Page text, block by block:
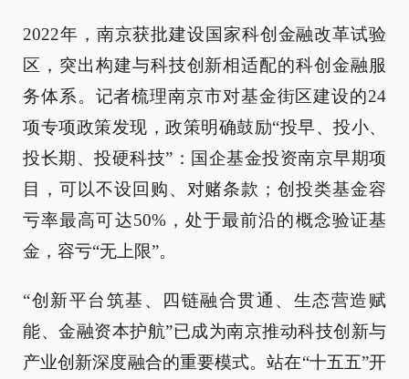
2022年，南京获批建设国家科创金融改革试验
区，突出构建与科技创新相适配的科创金融服
务体系。记者梳理南京市对基金街区建设的24
项专项政策发现，政策明确鼓励“投早、投小、
投长期、投硬科技”：国企基金投资南京早期项
目，可以不设回购、对赌条款；创投类基金容
亏率最高可达50%，处于最前沿的概念验证基
金，容亏“无上限”。
“创新平台筑基、四链融合贯通、生态营造赋
能、金融资本护航”已成为南京推动科技创新与
产业创新深度融合的重要模式。站在“十五五”开